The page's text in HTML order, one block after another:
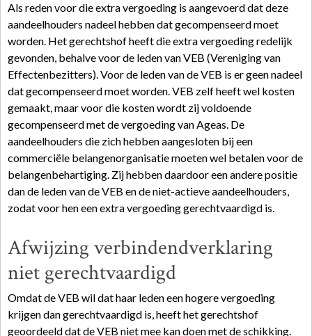
Als reden voor die extra vergoeding is aangevoerd dat deze
aandeelhouders nadeel hebben dat gecompenseerd moet
worden. Het gerechtshof heeft die extra vergoeding redelijk
gevonden, behalve voor de leden van VEB (Vereniging van
Effectenbezitters). Voor de leden van de VEB is er geen nadeel
dat gecompenseerd moet worden. VEB zelf heeft wel kosten
gemaakt, maar voor die kosten wordt zij voldoende
gecompenseerd met de vergoeding van Ageas. De
aandeelhouders die zich hebben aangesloten bij een
commerciële belangenorganisatie moeten wel betalen voor de
belangenbehartiging. Zij hebben daardoor een andere positie
dan de leden van de VEB en de niet-actieve aandeelhouders,
zodat voor hen een extra vergoeding gerechtvaardigd is.
Afwijzing verbindendverklaring
niet gerechtvaardigd
Omdat de VEB wil dat haar leden een hogere vergoeding
krijgen dan gerechtvaardigd is, heeft het gerechtshof
geoordeeld dat de VEB niet mee kan doen met de schikking.